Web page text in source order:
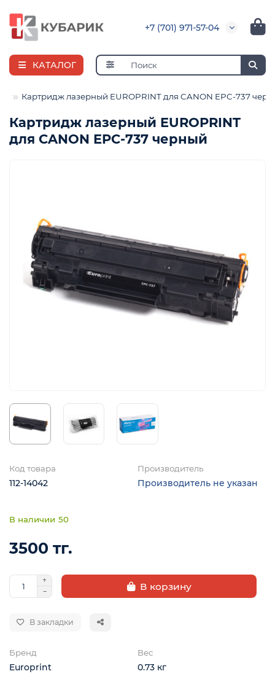
+7 (701) 971-57-04
КАТАЛОГ
Картридж лазерный EUROPRINT для CANON EPC-737
Картридж лазерный EUROPRINT
для CANON EPC-737 черный
Код товара
112-14042
Производитель
Производитель не указан
50
3500 тг.
В корзину
В закладки
Бренд
Europrint
Вес
0.73 кг